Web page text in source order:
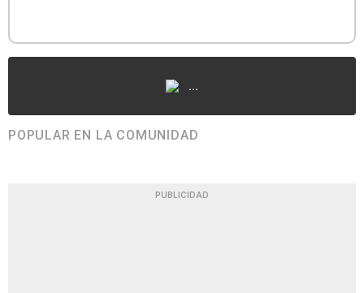
...
POPULAR EN LA COMUNIDAD
PUBLICIDAD